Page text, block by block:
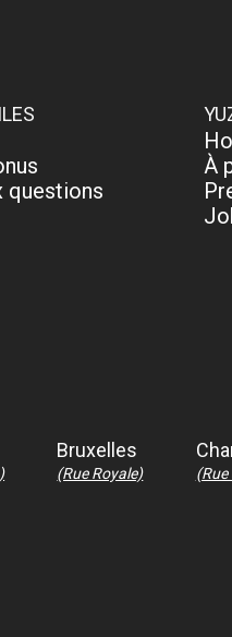
questions
À
Bruxelles
(Rue Royale) (Rue